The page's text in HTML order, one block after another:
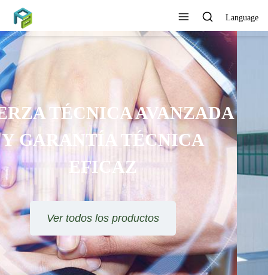
Language
SE OFRECE ORIENTACIÓN
TÉCNICA Y SOLUCIÓN DE
PROYECTOS
Ver todos los productos